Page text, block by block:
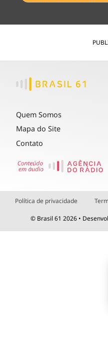
Quem Somos
Mapa do Site
Contato
Política de privacidade
© Brasil 61 2026 •